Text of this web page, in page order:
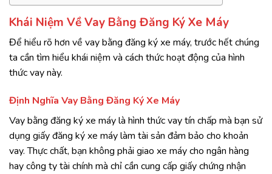
Khái Niệm Về Vay Bằng Đăng Ký Xe Máy
Để hiểu rõ hơn về vay bằng đăng ký xe máy, trước hết chúng
ta cần tìm hiểu khái niệm và cách thức hoạt động của hình
thức vay này.
Định Nghĩa Vay Bằng Đăng Ký Xe Máy
Vay bằng đăng ký xe máy là hình thức vay tín chấp mà bạn sử
dụng giấy đăng ký xe máy làm tài sản đảm bảo cho khoản
vay. Thực chất, bạn không phải giao xe máy cho ngân hàng
hay công ty tài chính mà chỉ cần cung cấp giấy chứng nhận